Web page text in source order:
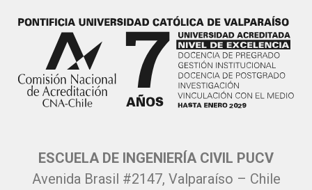
ESCUELA DE INGENIERÍA CIVIL PUCV
Avenida Brasil #2147, Valparaíso – Chile